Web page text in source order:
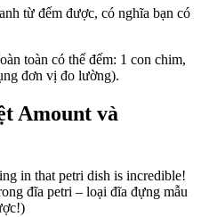
từ đếm được, có nghĩa bạn có
toàn có thể đếm: 1 con chim,
đơn vị đo lường).
Amount và
in that petri dish is incredible!
đĩa petri – loại đĩa đựng mẫu